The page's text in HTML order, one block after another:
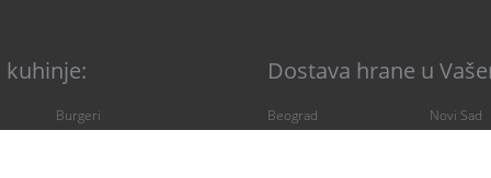
kuhinje:
Burgeri
Dostava hrane u
Beograd Novi Sad